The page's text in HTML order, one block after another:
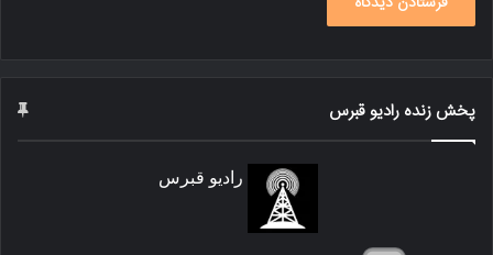
پخش زنده رادیو قبرس
رادیو قبرس